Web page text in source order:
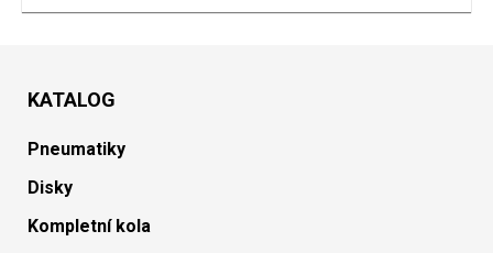
KATALOG
Pneumatiky
Disky
Kompletní kola